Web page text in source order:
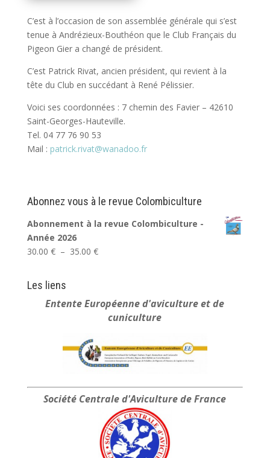
C’est à l’occasion de son assemblée générale qui s’est
tenue à Andrézieux-Bouthéon que le Club Français du
Pigeon Gier a changé de président.
C’est Patrick Rivat, ancien président, qui revient à la
tête du Club en succédant à René Pélissier.
Voici ses coordonnées : 7 chemin des Favier – 42610
Saint-Georges-Hauteville.
Tel. 04 77 76 90 53
Mail : patrick.rivat@wanadoo.fr
Abonnez vous à le revue Colombiculture
Abonnement à la revue Colombiculture -
Année 2026
30.00 € – 35.00 €Plage
à
35.00 €
Les liens
Entente Européenned'aviculture et de
cuniculture
Société Centraled'Aviculture de France